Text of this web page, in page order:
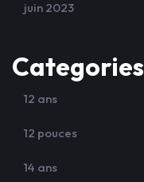
juin 2023
Categories
12 ans
12 pouces
14 ans